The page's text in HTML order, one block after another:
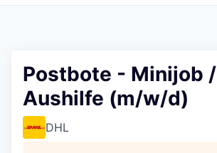
Postbote - Minijob /
Aushilfe (m/w/d)
DHL